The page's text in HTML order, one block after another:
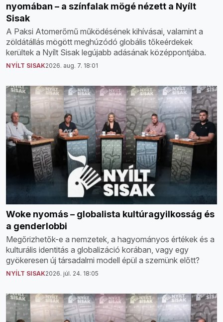
nyomában – a színfalak mögé nézett a Nyílt
Sisak
A Paksi Atomerőmű működésének kihívásai, valamint a
zöldátállás mögött meghúzódó globális tőkeérdekek
kerültek a Nyílt Sisak legújabb adásának középpontjába.
NYÍLT SISAK2026. aug. 7. 18:01
Woke nyomás – globalista kultúragyilkosság és
a genderlobbi
Megőrizhetők-e a nemzetek, a hagyományos értékek és a
kulturális identitás a globalizáció korában, vagy egy
gyökeresen új társadalmi modell épül a szemünk előtt?
NYÍLT SISAK2026. júl. 24. 18:05